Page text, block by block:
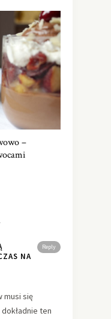
–
Reply
NA
musi się
ten